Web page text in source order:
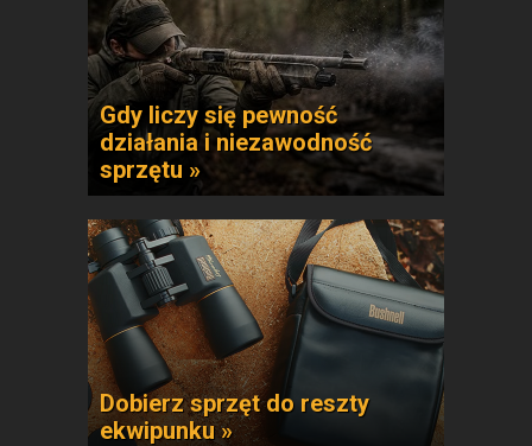
Gdy liczy się pewność
działania i niezawodność
sprzętu »
Dobierz sprzęt do reszty
ekwipunku »